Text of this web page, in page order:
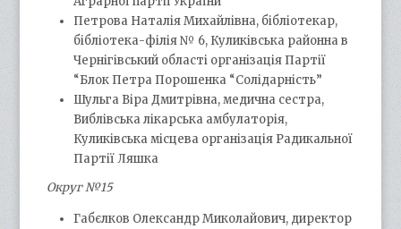
Петрова Наталія Михайлівна, бібліотекар,
бібліотека-філія № 6, Куликівська районна в
Чернігівський області організація Партії
“Блок Петра Порошенка “Солідарність”
Шульга Віра Дмитрівна, медична сестра,
Виблівська лікарська амбулаторія,
Куликівська місцева організація Радикальної
Партії Ляшка
Округ №15
Габєлков Олександр Миколайович, директор